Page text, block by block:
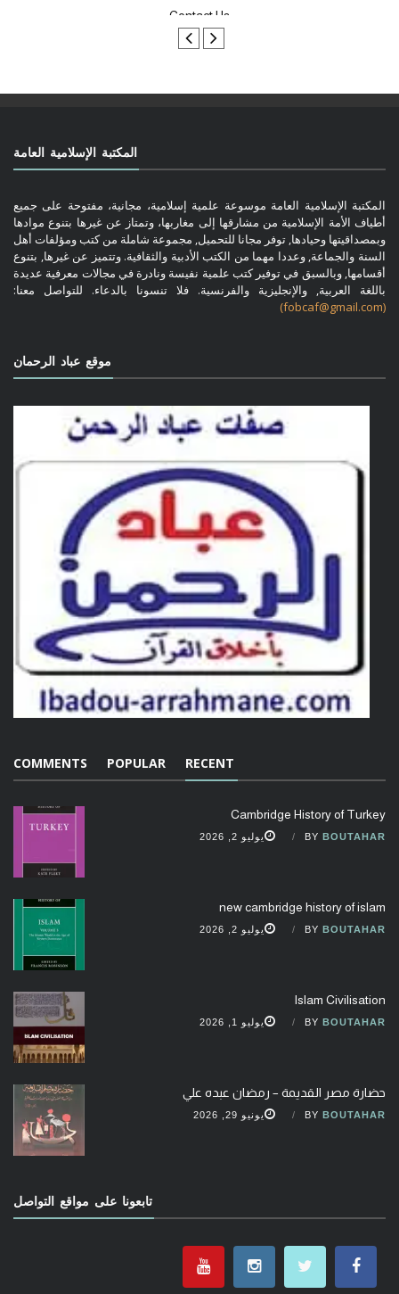
المكتبة الإسلامية العامة
المكتبة الإسلامية العامة موسوعة علمية إسلامية، مجانية، مفتوحة على جميع
أطياف الأمة الإسلامية من مشارقها إلى مغاربها، وتمتاز عن غيرها بتنوع موادها
وبمصداقيتها وحيادها, توفر مجانا للتحميل, مجموعة شاملة من كتب ومؤلفات أهل
السنة والجماعة, وعددا مهما من الكتب الأدبية والثقافية. وتتميز عن غيرها, بتنوع
أقسامها, وبالسبق في توفير كتب علمية نفيسة ونادرة في مجالات معرفية عديدة
باللغة العربية, والإنجليزية والفرنسية. فلا تنسونا بالدعاء. للتواصل معنا:
(fobcaf@gmail.com)
موقع عباد الرحمان
RECENT
POPULAR
COMMENTS
Cambridge History of Turkey
BY BOUTAHAR يوليو 2, 2026
new cambridge history of islam
BY BOUTAHAR يوليو 2, 2026
Islam Civilisation
BY BOUTAHAR يوليو 1, 2026
حضارة مصر القديمة – رمضان عبده علي
BY BOUTAHAR يونيو 29, 2026
تابعونا على مواقع التواصل